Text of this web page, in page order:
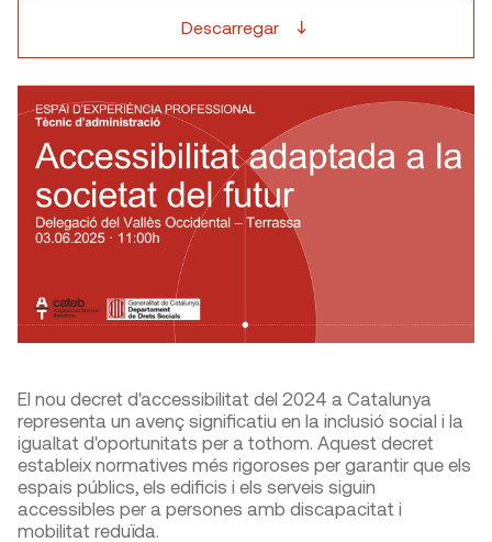
Descarregar
El nou decret d'accessibilitat del 2024 a Catalunya
representa un avenç significatiu en la inclusió social i la
igualtat d'oportunitats per a tothom. Aquest decret
estableix normatives més rigoroses per garantir que els
espais públics, els edificis i els serveis siguin
accessibles per a persones amb discapacitat i
mobilitat reduïda.